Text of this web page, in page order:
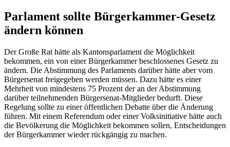
Parlament sollte Bürgerkammer-Gesetz
ändern können
Der Große Rat hätte als Kantonsparlament die Möglichkeit
bekommen, ein von einer Bürgerkammer beschlossenes Gesetz zu
ändern. Die Abstimmung des Parlaments darüber hätte aber vom
Bürgersenat freigegeben werden müssen. Dazu hätte es einer
Mehrheit von mindestens 75 Prozent der an der Abstimmung
darüber teilnehmenden Bürgersenat-Mitglieder bedurft. Diese
Regelung sollte zu einer öffentlichen Debatte über die Änderung
führen. Mit einem Referendum oder einer Volksinitiative hätte auch
die Bevölkerung die Möglichkeit bekommen sollen, Entscheidungen
der Bürgerkammer wieder rückgängig zu machen.